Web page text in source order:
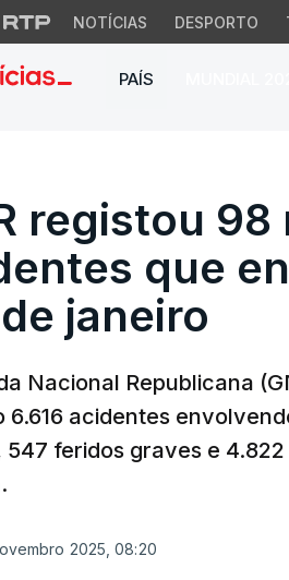
NOTÍCIAS DESPORTO
PAÍS
registou 98
registou
que
janeiro
Nacional Republicana
6.616 acidentes
547 feridos graves e
2025, 08:20